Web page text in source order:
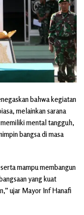
bahwa kegiatan
melainkan sarana
mental tangguh,
bangsa di masa
mampu membangun
yang kuat
ujar Mayor Inf Hanafi